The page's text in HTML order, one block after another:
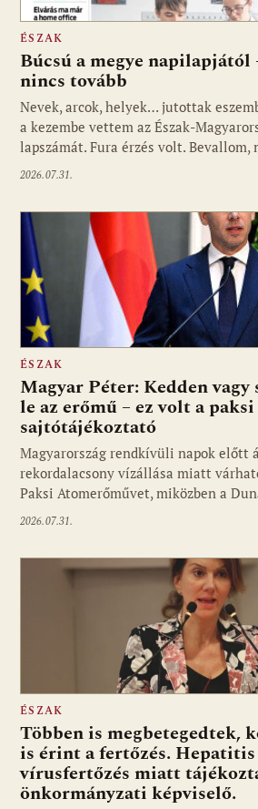
ÉSZAK
Búcsú a megye napilapjától
nincs tovább
Nevek, arcok, helyek… jutottak
a kezembe vettem az Észak-
lapszámát. Fura érzés volt. Bevallom,
2026.07.31.
ÉSZAK
Magyar Péter: Kedden
le az erőmű – ez volt a paksi
sajtótájékoztató
Magyarország rendkívüli napok előtt
rekordalacsony vízállása miatt
Paksi Atomerőművet, miközben a
2026.07.31.
ÉSZAK
Többen is megbetegedtek,
is érint a fertőzés.
vírusfertőzés miatt
önkormányzati képviselő.